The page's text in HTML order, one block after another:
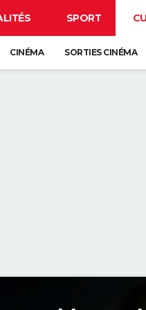
SPORT
CINÉMA SORTIES CINÉMA